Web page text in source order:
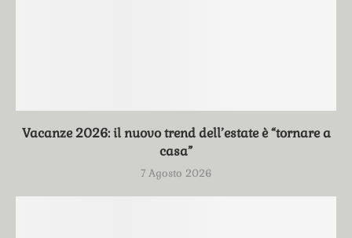
Vacanze 2026: il nuovo trend dell’estate è “tornare a
casa”
7 Agosto 2026